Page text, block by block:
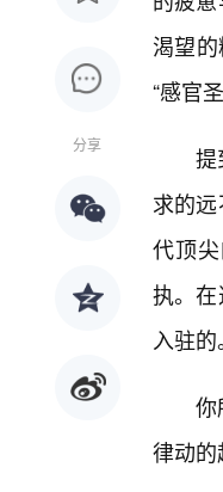
分享
渴望
“感官圣
提
求的
代顶
执。
入驻的
你
律动的